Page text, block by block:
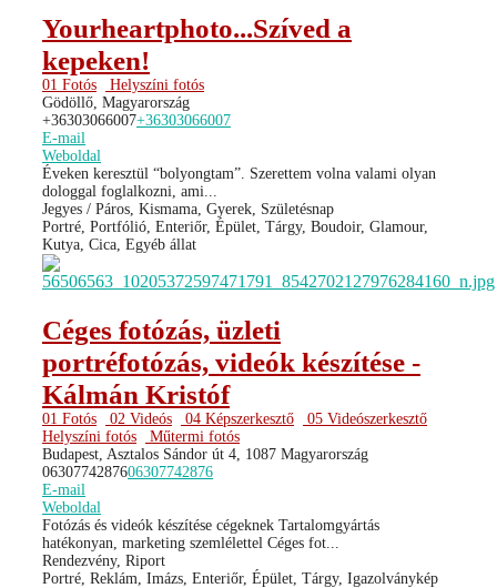
Yourheartphoto...Szíved a
kepeken!
01 Fotós
Helyszíni fotós
Gödöllő, Magyarország
+36303066007+36303066007
E-mail
Weboldal
Éveken keresztül “bolyongtam”. Szerettem volna valami olyan
dologgal foglalkozni, ami...
Jegyes / Páros, Kismama, Gyerek, Születésnap
Portré, Portfólió, Enteriőr, Épület, Tárgy, Boudoir, Glamour,
Kutya, Cica, Egyéb állat
Céges fotózás, üzleti
portréfotózás, videók készítése -
Kálmán Kristóf
01 Fotós 02 Videós 04 Képszerkesztő
05 Videószerkesztő
Helyszíni fotós
Műtermi fotós
Budapest, Asztalos Sándor út 4, 1087 Magyarország
0630774287606307742876
E-mail
Weboldal
Fotózás és videók készítése cégeknek Tartalomgyártás
hatékonyan, marketing szemlélettel Céges fot...
Rendezvény, Riport
Portré, Reklám, Imázs, Enteriőr, Épület, Tárgy, Igazolványkép